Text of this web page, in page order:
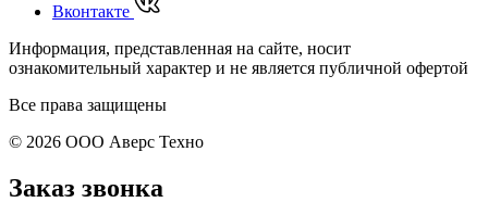
Вконтакте
Информация, представленная на сайте, носит
ознакомительный характер и не является публичной офертой
Все права защищены
© 2026 ООО Аверс Техно
Заказ звонка